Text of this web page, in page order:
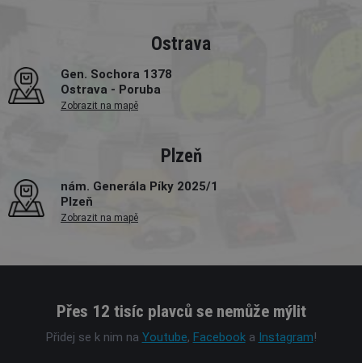
Ostrava
Gen. Sochora 1378
Ostrava - Poruba
Zobrazit na mapě
Plzeň
nám. Generála Píky 2025/1
Plzeň
Zobrazit na mapě
Přes 12 tisíc plavců se nemůže mýlit
Přidej se k nim na Youtube, Facebooka Instagram!